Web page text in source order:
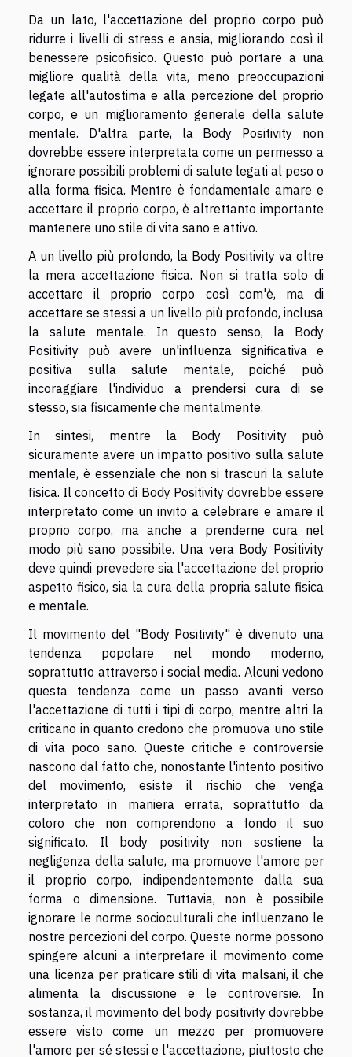
Da un lato, l'accettazione del proprio corpo può
ridurre i livelli di stress e ansia, migliorando così il
benessere psicofisico. Questo può portare a una
migliore qualità della vita, meno preoccupazioni
legate all'autostima e alla percezione del proprio
corpo, e un miglioramento generale della salute
mentale. D'altra parte, la Body Positivity non
dovrebbe essere interpretata come un permesso a
ignorare possibili problemi di salute legati al peso o
alla forma fisica. Mentre è fondamentale amare e
accettare il proprio corpo, è altrettanto importante
mantenere uno stile di vita sano e attivo.
A un livello più profondo, la Body Positivity va oltre
la mera accettazione fisica. Non si tratta solo di
accettare il proprio corpo così com'è, ma di
accettare se stessi a un livello più profondo, inclusa
la salute mentale. In questo senso, la Body
Positivity può avere un'influenza significativa e
positiva sulla salute mentale, poiché può
incoraggiare l'individuo a prendersi cura di se
stesso, sia fisicamente che mentalmente.
In sintesi, mentre la Body Positivity può
sicuramente avere un impatto positivo sulla salute
mentale, è essenziale che non si trascuri la salute
fisica. Il concetto di Body Positivity dovrebbe essere
interpretato come un invito a celebrare e amare il
proprio corpo, ma anche a prenderne cura nel
modo più sano possibile. Una vera Body Positivity
deve quindi prevedere sia l'accettazione del proprio
aspetto fisico, sia la cura della propria salute fisica
e mentale.
Il movimento del "Body Positivity" è divenuto una
tendenza popolare nel mondo moderno,
soprattutto attraverso i social media. Alcuni vedono
questa tendenza come un passo avanti verso
l'accettazione di tutti i tipi di corpo, mentre altri la
criticano in quanto credono che promuova uno stile
di vita poco sano. Queste critiche e controversie
nascono dal fatto che, nonostante l'intento positivo
del movimento, esiste il rischio che venga
interpretato in maniera errata, soprattutto da
coloro che non comprendono a fondo il suo
significato. Il body positivity non sostiene la
negligenza della salute, ma promuove l'amore per
il proprio corpo, indipendentemente dalla sua
forma o dimensione. Tuttavia, non è possibile
ignorare le norme socioculturali che influenzano le
nostre percezioni del corpo. Queste norme possono
spingere alcuni a interpretare il movimento come
una licenza per praticare stili di vita malsani, il che
alimenta la discussione e le controversie. In
sostanza, il movimento del body positivity dovrebbe
essere visto come un mezzo per promuovere
l'amore per sé stessi e l'accettazione, piuttosto che